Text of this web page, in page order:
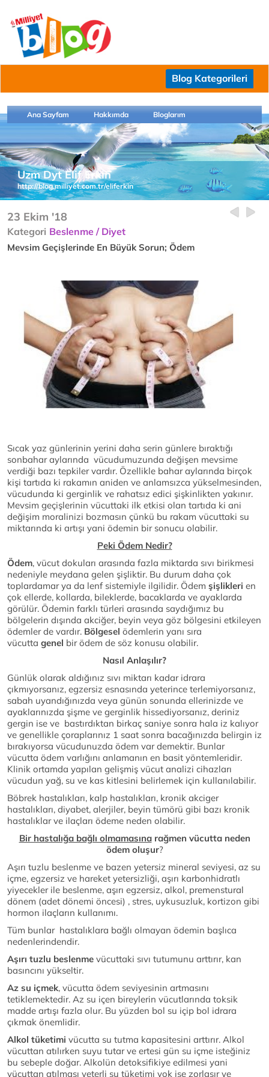
Blog Kategorileri
Ana Sayfam Hakkımda Bloglarım
Uzm Dyt Elif Erkin
http://blog.milliyet.com.tr/eliferkin
23 Ekim '18
Kategori Beslenme / Diyet
Mevsim Geçişlerinde En Büyük Sorun; Ödem
Sıcak yaz günlerinin yerini daha serin günlere bıraktığı
sonbahar aylarında vücudumuzunda değişen mevsime
verdiği bazı tepkiler vardır. Özellikle bahar aylarında birçok
kişi tartıda ki rakamın aniden ve anlamsızca yükselmesinden,
vücudunda ki gerginlik ve rahatsız edici şişkinlikten yakınır.
Mevsim geçişlerinin vücuttaki ilk etkisi olan tartıda ki ani
değişim moralinizi bozmasın çünkü bu rakam vücuttaki su
miktarında ki artışı yani ödemin bir sonucu olabilir.
Peki Ödem Nedir?
Ödem, vücut dokuları arasında fazla miktarda sıvı birikmesi
nedeniyle meydana gelen şişliktir. Bu durum daha çok
toplardamar ya da lenf sistemiyle ilgilidir. Ödem şişlikleri en
çok ellerde, kollarda, bileklerde, bacaklarda ve ayaklarda
görülür. Ödemin farklı türleri arasında saydığımız bu
bölgelerin dışında akciğer, beyin veya göz bölgesini etkileyen
ödemler de vardır. Bölgesel ödemlerin yanı sıra
vücutta genel bir ödem de söz konusu olabilir.
Nasıl Anlaşılır?
Günlük olarak aldığınız sıvı miktarı kadar idrara
çıkmıyorsanız, egzersiz esnasında yeterince terlemiyorsanız,
sabah uyandığınızda veya günün sonunda ellerinizde ve
ayaklarınızda şişme ve gerginlik hissediyorsanız, deriniz
gergin ise ve bastırdıktan birkaç saniye sonra hala iz kalıyor
ve genellikle çoraplarınız 1 saat sonra bacağınızda belirgin iz
bırakıyorsa vücudunuzda ödem var demektir. Bunlar
vücutta ödem varlığını anlamanın en basit yöntemleridir.
Klinik ortamda yapılan gelişmiş vücut analizi cihazları
vücudun yağ, su ve kas kitlesini belirlemek için kullanılabilir.
Böbrek hastalıkları, kalp hastalıkları, kronik akciger
hastalıkları, diyabet, alerjiler, beyin tümörü gibi bazı kronik
hastalıklar ve ilaçları ödeme neden olabilir.
Bir hastalığa bağlı olmamasınarağmen vücutta neden
ödem oluşur?
Aşırı tuzlu beslenme ve bazen yetersiz mineral seviyesi, az su
içme, egzersiz ve hareket yetersizliği, aşırı karbonhidratlı
yiyecekler ile beslenme, aşırı egzersiz, alkol, premenstural
dönem (adet dönemi öncesi) , stres, uykusuzluk, kortizon gibi
hormon ilaçların kullanımı.
Tüm bunlar hastalıklara bağlı olmayan ödemin başlıca
nedenlerindendir.
Aşırı tuzlu beslenme vücuttaki sıvı tutumunu arttırır, kan
basıncını yükseltir.
Az su içmek, vücutta ödem seviyesinin artmasını
tetiklemektedir. Az su içen bireylerin vücutlarında toksik
madde artışı fazla olur. Bu yüzden bol su içip bol idrara
çıkmak önemlidir.
Alkol tüketimi vücutta su tutma kapasitesini arttırır. Alkol
vücuttan atılırken suyu tutar ve ertesi gün su içme isteğiniz
bu sebeple doğar. Alkolün detoksifikiye edilmesi yani
vücuttan atılması yeterli su tüketimi yok ise zorlaşır ve